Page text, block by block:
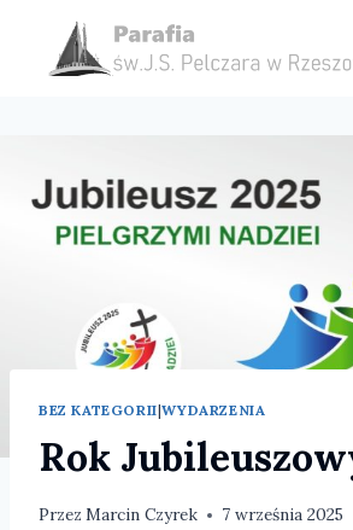
treści
BEZ KATEGORII|WYDARZENIA
Rok
Przez Marcin Czyrek 7 września 2025